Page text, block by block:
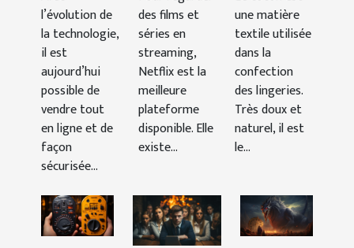
ligne ?
l’évolution de
la technologie,
il est
aujourd’hui
possible de
vendre tout
en ligne et de
façon
sécurisée...
des films et
séries en
streaming,
Netflix est la
meilleure
plateforme
disponible. Elle
existe...
une matière
textile utilisée
dans la
confection
des lingeries.
Très doux et
naturel, il est
le...